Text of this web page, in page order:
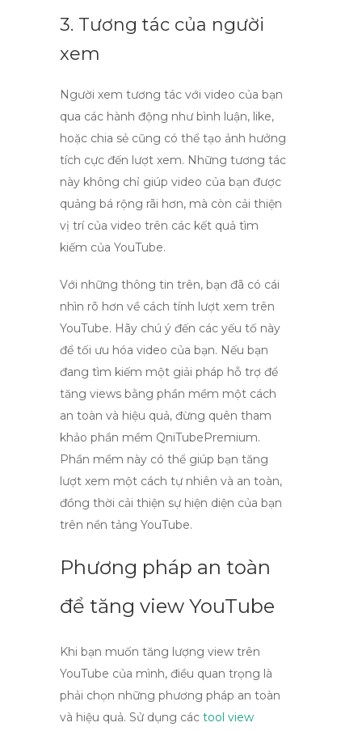
3. Tương tác của người
xem
Người xem tương tác với video của bạn
qua các hành động như bình luận, like,
hoặc chia sẻ cũng có thể tạo ảnh hưởng
tích cực đến lượt xem. Những tương tác
này không chỉ giúp video của bạn được
quảng bá rộng rãi hơn, mà còn cải thiện
vị trí của video trên các kết quả tìm
kiếm của YouTube.
Với những thông tin trên, bạn đã có cái
nhìn rõ hơn về cách tính lượt xem trên
YouTube. Hãy chú ý đến các yếu tố này
để tối ưu hóa video của bạn. Nếu bạn
đang tìm kiếm một giải pháp hỗ trợ để
tăng views bằng phần mềm một cách
an toàn và hiệu quả, đừng quên tham
khảo phần mềm QniTubePremium.
Phần mềm này có thể giúp bạn tăng
lượt xem một cách tự nhiên và an toàn,
đồng thời cải thiện sự hiện diện của bạn
trên nền tảng YouTube.
Phương pháp an toàn
để tăng view YouTube
Khi bạn muốn tăng lượng view trên
YouTube của mình, điều quan trọng là
phải chọn những phương pháp an toàn
và hiệu quả. Sử dụng các tool view